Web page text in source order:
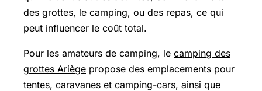
des grottes, le camping, ou des repas, ce qui
peut influencer le coût total.
Pour les amateurs de camping, le camping des
grottes Ariège propose des emplacements pour
tentes, caravanes et camping-cars, ainsi que